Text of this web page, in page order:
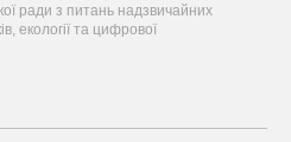
ради з питань надзвичайних
екології та цифрової